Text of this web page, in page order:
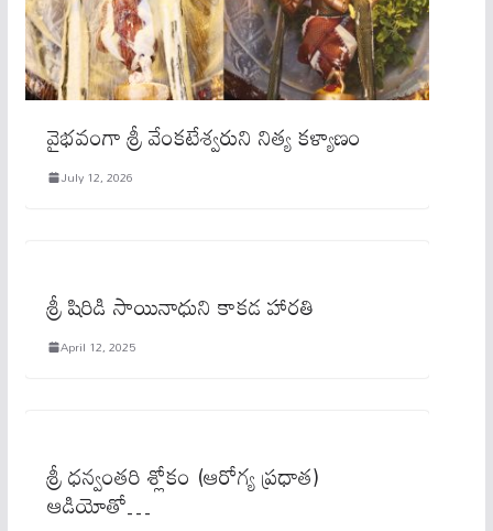
వైభవంగా శ్రీ వేంకటేశ్వరుని నిత్య కళ్యాణం
July 12, 2026
శ్రీ షిరిడి సాయినాధుని కాకడ హారతి
April 12, 2025
శ్రీ ధ‌న్వంత‌రి శ్లోకం (ఆరోగ్య ప్ర‌ధాత‌)
ఆడియోతో…